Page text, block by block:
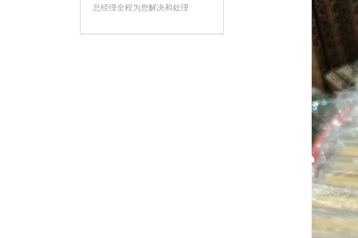
总经理全程为您解决和处理